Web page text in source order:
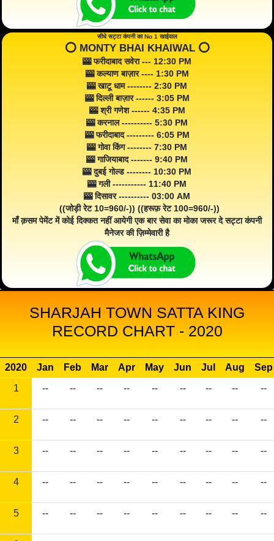
सीधे सट्टा कंपनी का No 1 खाईवाल
⭕️ MONTY BHAI KHAIWAL ⭕️
🎰 फरीदाबाद सवेरा --- 12:30 PM
🎰 कल्याण बाज़ार ---- 1:30 PM
🎰 खाटू धाम -------- 2:30 PM
🎰 दिल्ली बाज़ार ------ 3:05 PM
🎰 श्री गणेश ------ 4:35 PM
🎰 करनाल ---------- 5:30 PM
🎰 फरीदाबाद --------- 6:05 PM
🎰 गोवा किंग -------- 7:30 PM
🎰 गाजियाबाद ------- 9:40 PM
🎰 दुबई गोल्ड -------- 10:30 PM
🎰 गली ----------- 11:40 PM
🎰 दिसावर ---------- 03:00 AM
((जोड़ी रेट 10=960/-)) ((हरूफ़ रेट 100=960/-))
माँ क़सम पेमेंट में कोई दिक्कत नहीं आयेगी एक बार सेवा का मोका जरूर दे सट्टा कंपनी
मैनेजर की ज़िम्मेवारी है
SHARJAH TOWN SATTA KING
RECORD CHART - 2020
2020 Jan Feb Mar Apr May Jun Jul Aug
Sep
1
-- -- -- -- -- -- -- -- --
2 -- -- -- -- -- -- -- -- --
3 -- -- -- -- -- -- -- -- --
4 -- -- -- -- -- -- -- -- --
5 -- -- -- -- -- -- -- -- --